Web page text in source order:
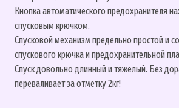
Кнопка автоматического предохранителя
спусковым крючком.
Спусковой механизм предельно простой и
спускового крючка и предохранительной
Спуск довольно длинный и тяжелый. Без
переваливает за отметку 2кг!